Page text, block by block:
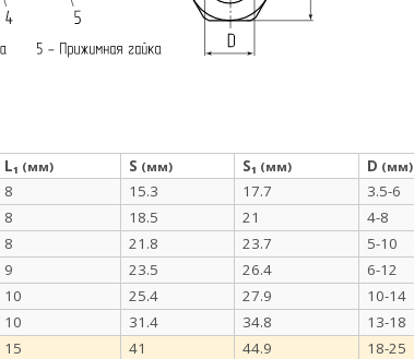
L₁ (мм) S (мм) S₁ (мм) D (мм)
8 15.3 17.7 3.5-6
8 18.5 21 4-8
8 21.8 23.7 5-10
9 23.5 26.4 6-12
10 25.4 27.9 10-14
10 31.4 34.8 13-18
15 41 44.9 18-25